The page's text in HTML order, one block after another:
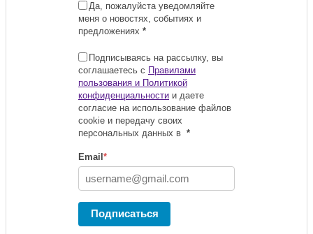
Да, пожалуйста уведомляйте
меня о новостях, событиях и
предложениях *
Подписываясь на рассылку, вы
соглашаетесь с Правилами
пользования и Политикой
конфиденциальности и даете
согласие на использование файлов
cookie и передачу своих
персональных данных в *
Email *
Подписаться